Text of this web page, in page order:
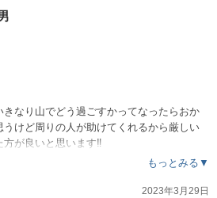
なり山でどう過ごすかってなったらおか
けど周りの人が助けてくれるから厳しい
方が良いと思います‼︎
もっとみる▼
2023年3月29日